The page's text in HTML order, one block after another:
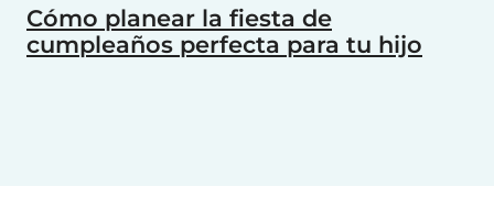
Cómo planear la fiesta de
cumpleaños perfecta para tu hijo